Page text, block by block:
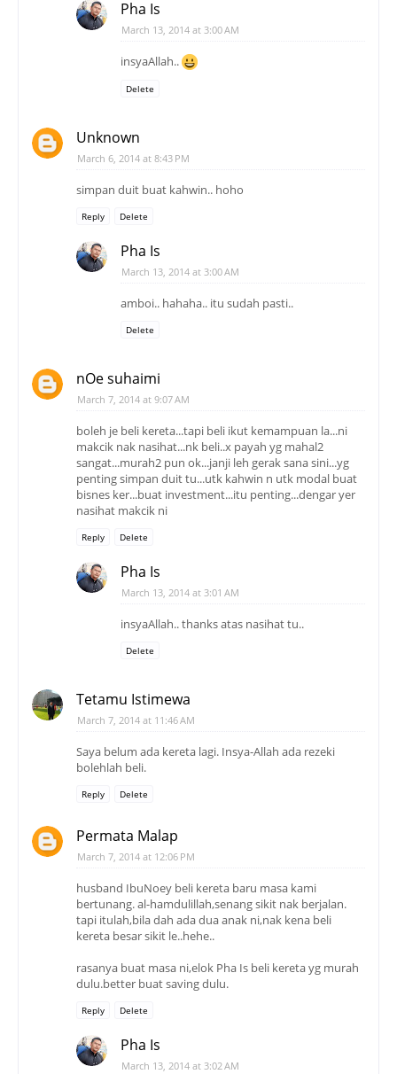
Pha Is
March 13, 2014 at 3:00 AM
insyaAllah..
Delete
Unknown
March 6, 2014 at 8:43 PM
simpan duit buat kahwin.. hoho
Reply Delete
Pha Is
March 13, 2014 at 3:00 AM
amboi.. hahaha.. itu sudah pasti..
Delete
nOe suhaimi
March 7, 2014 at 9:07 AM
boleh je beli kereta...tapi beli ikut kemampuan la...ni
makcik nak nasihat...nk beli..x payah yg mahal2
sangat...murah2 pun ok...janji leh gerak sana sini...yg
penting simpan duit tu...utk kahwin n utk modal buat
bisnes ker...buat investment...itu penting...dengar yer
nasihat makcik ni
Reply Delete
Pha Is
March 13, 2014 at 3:01 AM
insyaAllah.. thanks atas nasihat tu..
Delete
Tetamu Istimewa
March 7, 2014 at 11:46 AM
Saya belum ada kereta lagi. Insya-Allah ada rezeki
bolehlah beli.
Reply Delete
Permata Malap
March 7, 2014 at 12:06 PM
husband IbuNoey beli kereta baru masa kami
bertunang. al-hamdulillah,senang sikit nak berjalan.
tapi itulah,bila dah ada dua anak ni,nak kena beli
kereta besar sikit le..hehe..
rasanya buat masa ni,elok Pha Is beli kereta yg murah
dulu.better buat saving dulu.
Reply Delete
Pha Is
March 13, 2014 at 3:02 AM